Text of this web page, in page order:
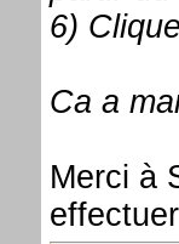
6)
Ca a
Merci à